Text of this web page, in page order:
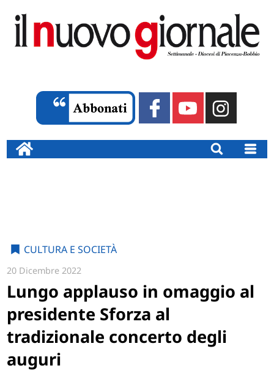
CULTURA E SOCIETÀ
20 Dicembre 2022
Lungo applauso in omaggio al
presidente Sforza al
tradizionale concerto degli
auguri